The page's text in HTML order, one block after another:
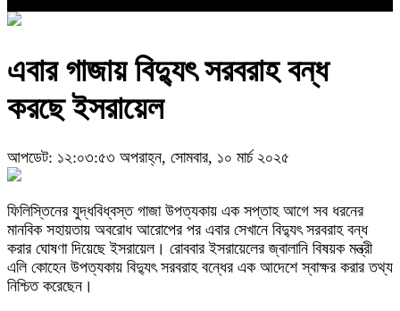
এবার গাজায় বিদ্যুৎ সরবরাহ বন্ধ
করছে ইসরায়েল
আপডেট: ১২:০৩:৫৩ অপরাহ্ন, সোমবার, ১০ মার্চ ২০২৫
ফিলিস্তিনের যুদ্ধবিধ্বস্ত গাজা উপত্যকায় এক সপ্তাহ আগে সব ধরনের
মানবিক সহায়তায় অবরোধ আরোপের পর এবার সেখানে বিদ্যুৎ সরবরাহ বন্ধ
করার ঘোষণা দিয়েছে ইসরায়েল। রোববার ইসরায়েলের জ্বালানি বিষয়ক মন্ত্রী
এলি কোহেন উপত্যকায় বিদ্যুৎ সরবরাহ বন্ধের এক আদেশে স্বাক্ষর করার তথ্য
নিশ্চিত করেছেন।